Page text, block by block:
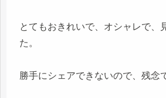
とてもおきれいで、オシャレで、
た。
勝手にシェアできないので、残念